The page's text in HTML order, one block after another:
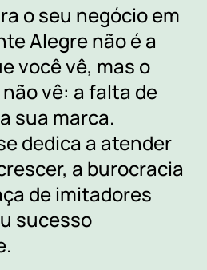
o seu negócio em
Alegre não é a
você vê, mas o
vê: a falta de
sua marca.
dedica a atender
a burocracia
de imitadores
sucesso